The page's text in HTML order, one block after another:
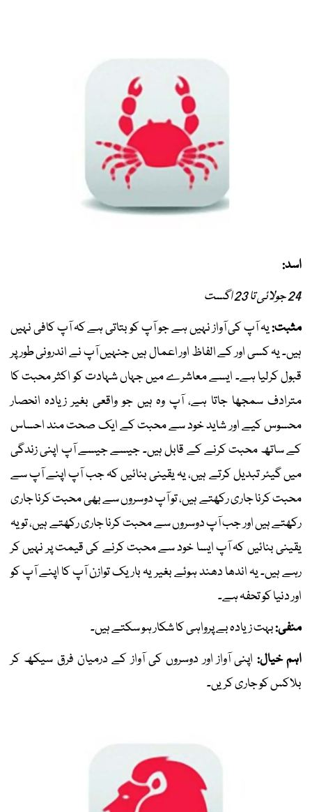
اسد:
24 جولائی تا 23 اگست
مثبت:یہ آپ کی آواز نہیں ہے جو آپ کو بتاتی ہے کہ آپ کافی نہیں
ہیں۔ یہ کسی اور کے الفاظ اور اعمال ہیں جنہیں آپ نے اندرونی طور پر
قبول کرلیا ہے۔ ایسے معاشرے میں جہاں شہادت کو اکثر محبت کا
مترادف سمجھا جاتا ہے، آپ وہ ہیں جو واقعی بغیر زیادہ انحصار
محسوس کیے اور شاید خود سے محبت کے ایک صحت مند احساس
کے ساتھ محبت کرنے کے قابل ہیں۔ جیسے جیسے آپ اپنی زندگی
میں گیئر تبدیل کرتے ہیں، یہ یقینی بنائیں کہ جب آپ اپنے آپ سے
محبت کرنا جاری رکھتے ہیں، تو آپ دوسروں سے بھی محبت کرنا جاری
رکھتے ہیں اور جب آپ دوسروں سے محبت کرنا جاری رکھتے ہیں، تو یہ
یقینی بنائیں کہ آپ ایسا خود سے محبت کرنے کی قیمت پر نہیں کر
رہے ہیں۔ یہ اندھا دھند ہوئے بغیر یہ باریک توازن آپ کا اپنے آپ کو
اور دنیا کو تحفہ ہے۔
منفی:بہت زیادہ بے پرواہی کا شکار ہو سکتے ہیں۔
اہم خیال: اپنی آواز اور دوسروں کی آواز کے درمیان فرق سیکھ کر
بلاکس کو جاری کریں۔